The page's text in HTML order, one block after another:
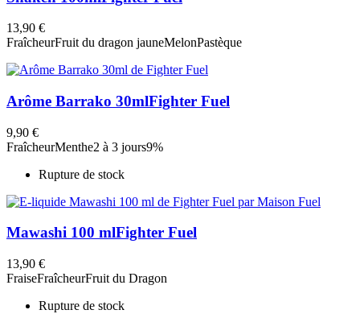
13,90 €
FraîcheurFruit du dragon jauneMelonPastèque
Arôme Barrako 30mlFighter Fuel
9,90 €
FraîcheurMenthe2 à 3 jours9%
Rupture de stock
Mawashi 100 mlFighter Fuel
13,90 €
FraiseFraîcheurFruit du Dragon
Rupture de stock